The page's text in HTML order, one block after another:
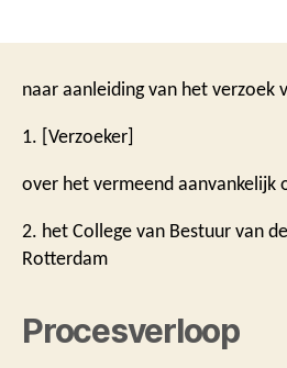
naar aanleiding van het verzoek
1. [Verzoeker]
over het vermeend aanvankelijk
2. het College van Bestuur van
Rotterdam
Procesverloop